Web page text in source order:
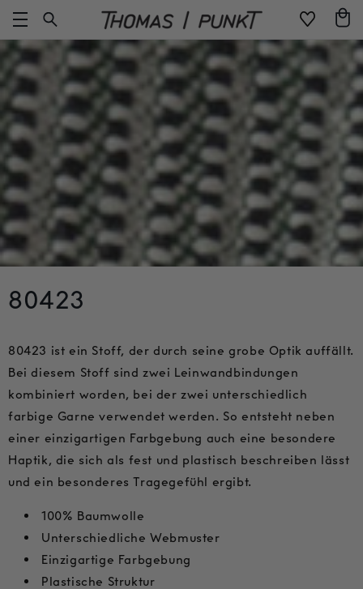
zum
80423
80423 ist ein Stoff, der durch seine grobe Optik auffällt.
Bei diesem Stoff sind zwei Leinwandbindungen
kombiniert worden, bei der zwei unterschiedlich
farbige Garne verwendet werden. So entsteht neben
einer einzigartigen Farbgebung auch eine besondere
Haptik, die sich als fest und plastisch beschreiben lässt
und ein besonderes Tragegefühl ergibt.
100% Baumwolle
Unterschiedliche Webmuster
Einzigartige Farbgebung
Plastische Struktur